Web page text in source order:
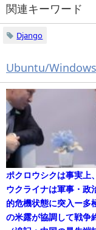
関連キーワード
Django
Ubuntu/
ポクロウシクは事実上
ウクライナは軍事・政
的危機状態に突入ー多
の米露が協調して戦争